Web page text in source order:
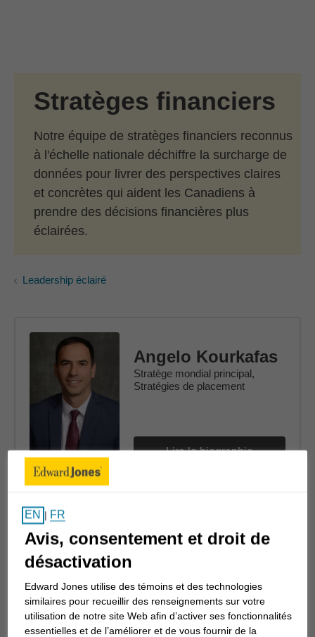
Stratèges financiers
Notre équipe de stratèges financiers reconnus
à l'échelle nationale déchiffre la surcharge de
données pour livrer des perspectives claires
et concrètes qui aident les Canadiens à
prendre des décisions financières plus
éclairées.
Leadership éclairé
Angelo Kourkafas
Stratège mondial principal,
Stratégies de placement
Lire la biographie
Tom Larm
Lire la biographie
EN | FR
Avis, consentement et droit de
désactivation
Edward Jones utilise des témoins et des technologies
similaires pour recueillir des renseignements sur votre
utilisation de notre site Web afin d’activer ses fonctionnalités
essentielles et de l’améliorer et de vous fournir de la